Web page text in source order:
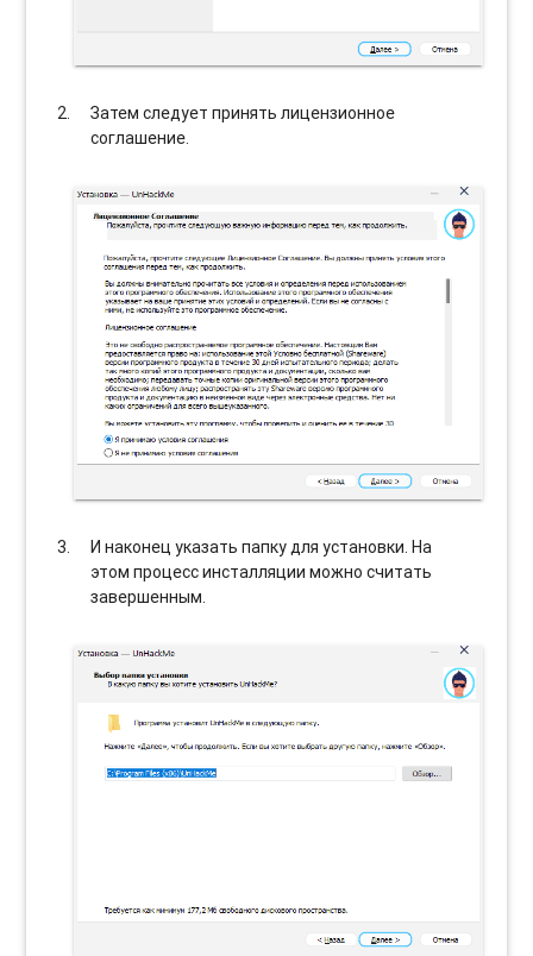
Затем следует принять лицензионное
соглашение.
И наконец указать папку для установки. На
этом процесс инсталляции можно считать
завершенным.